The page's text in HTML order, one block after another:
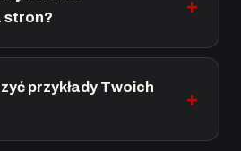
stron?
przykłady Twoich